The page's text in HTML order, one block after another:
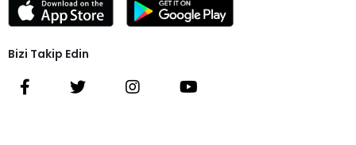
Bizi Takip Edin